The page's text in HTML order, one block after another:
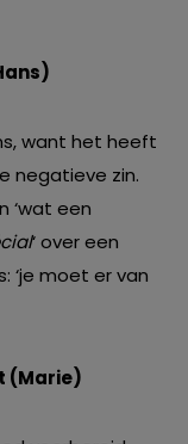
want het heeft
negatieve zin.
‘wat een
‘ over een
‘je moet er van
(Marie)